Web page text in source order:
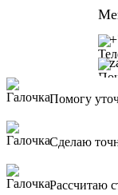
Помогу
Сделаю
Рассчитаю